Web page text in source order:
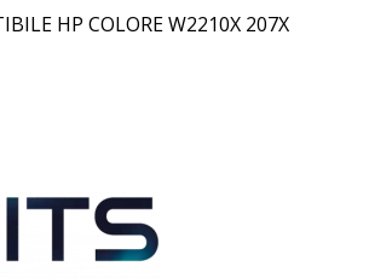
HP COLORE W2210X 207X